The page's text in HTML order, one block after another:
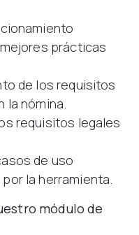
prácticas
de los requisitos
la nómina.
requisitos legales
de uso
la herramienta.
módulo de